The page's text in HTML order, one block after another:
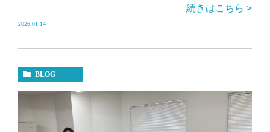
続きはこちら >
2026.01.14
BLOG